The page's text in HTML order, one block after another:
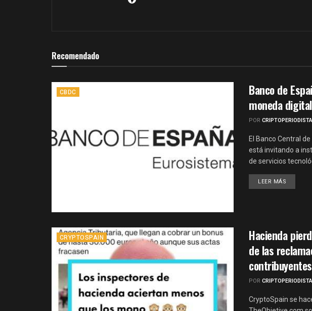
Recomendado
CBDC
Banco de
moneda digital
POR CRIPTOPERIODISTA
El Banco Central
está invitando a
de servicios
LEER MÁS
CRYPTOSPAIN
Hacienda
de las
contribuyentes
POR CRIPTOPERIODISTA
CryptoSpain se